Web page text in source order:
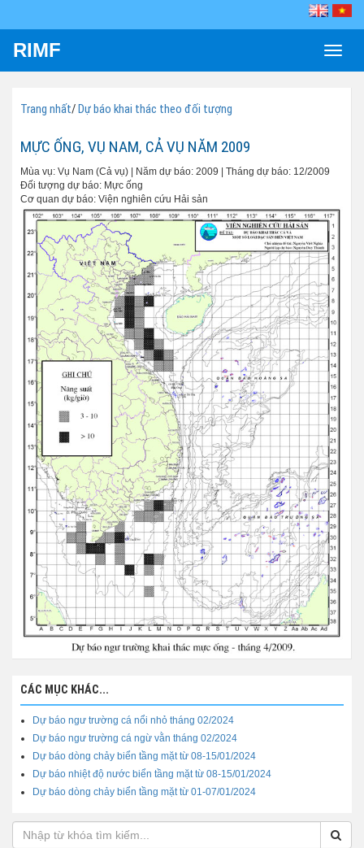
Toggle
RIMF
Trang nhất/Dự báo khai thác theo đối tượng
MỰC ỐNG, VỤ NAM, CẢ VỤ NĂM 2009
Mùa vụ: Vụ Nam (Cả vụ) | Năm dự báo: 2009 | Tháng dự báo: 12/2009
Đối tượng dự báo: Mực ống
Cơ quan dự báo: Viện nghiên cứu Hải sản
CÁC MỤC KHÁC...
Dự báo ngư trường cá nổi nhỏ tháng 02/2024
Dự báo ngư trường cá ngừ vằn tháng 02/2024
Dự báo dòng chảy biển tầng mặt từ 08-15/01/2024
Dự báo nhiệt độ nước biển tầng mặt từ 08-15/01/2024
Dự báo dòng chảy biển tầng mặt từ 01-07/01/2024